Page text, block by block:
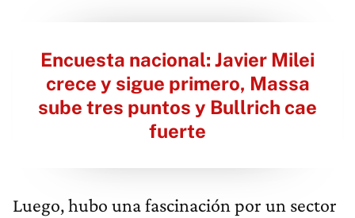
Encuesta nacional: Javier Milei
crece y sigue primero, Massa
sube tres puntos y Bullrich cae
fuerte
Luego, hubo una fascinación por un sector